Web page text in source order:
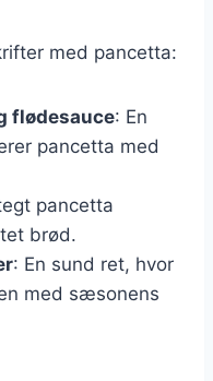
med pancetta:
flødesauce: En
pancetta med
pancetta
brød.
: En sund ret, hvor
med sæsonens